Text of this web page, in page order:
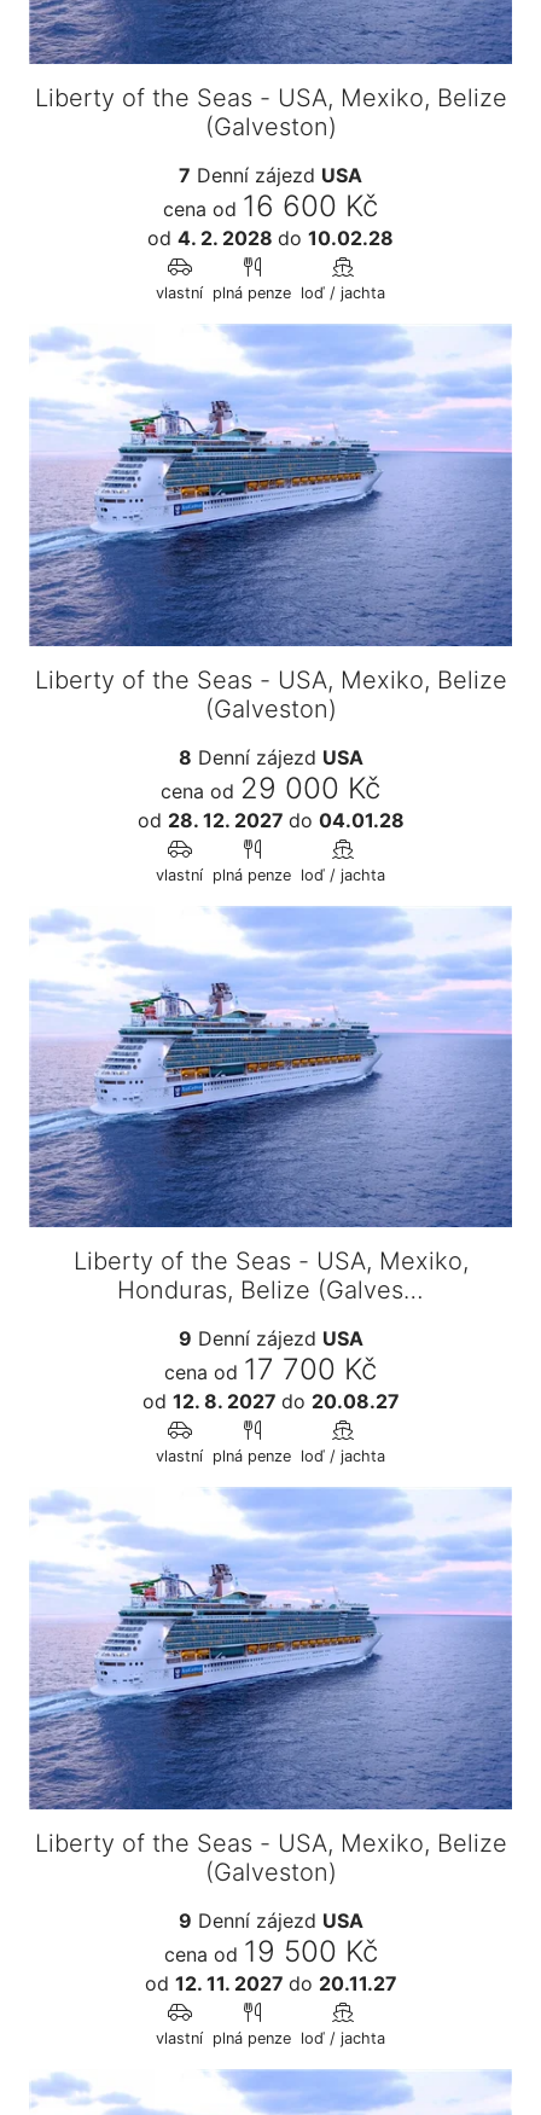
Liberty of the Seas - USA, Mexiko, Belize
(Galveston)
7 Denní zájezd USA
cena od 16 600 Kč
od 4. 2. 2028 do 10.02.28
vlastní plná penze loď / jachta
Liberty of the Seas - USA, Mexiko, Belize
(Galveston)
8 Denní zájezd USA
cena od 29 000 Kč
od 28. 12. 2027 do 04.01.28
vlastní plná penze loď / jachta
Liberty of the Seas - USA, Mexiko,
Honduras, Belize (Galves…
9 Denní zájezd USA
cena od 17 700 Kč
od 12. 8. 2027 do 20.08.27
vlastní plná penze loď / jachta
Liberty of the Seas - USA, Mexiko, Belize
(Galveston)
9 Denní zájezd USA
cena od 19 500 Kč
od 12. 11. 2027 do 20.11.27
vlastní plná penze loď / jachta